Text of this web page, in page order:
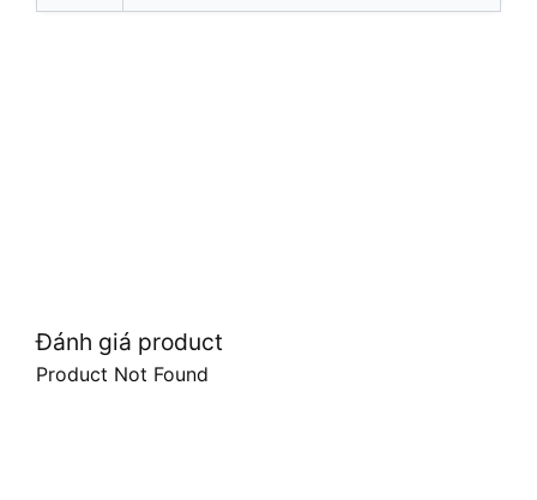
Đánh giá product
Product Not Found